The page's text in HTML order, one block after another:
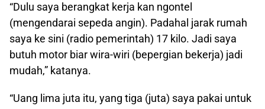
“Dulu saya berangkat kerja kan ngontel
(mengendarai sepeda angin). Padahal jarak rumah
saya ke sini (radio pemerintah) 17 kilo. Jadi saya
butuh motor biar wira-wiri (bepergian bekerja) jadi
mudah,” katanya.
“Uang lima juta itu, yang tiga (juta) saya pakai untuk